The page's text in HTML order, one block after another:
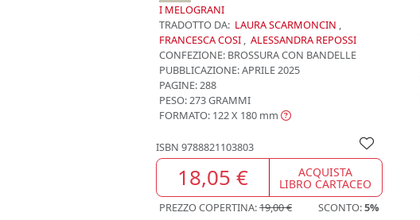
I MELOGRANI
TRADOTTO DA: LAURA SCARMONCIN ,
FRANCESCA COSI , ALESSANDRA REPOSSI
CONFEZIONE: BROSSURA CON BANDELLE
PUBBLICAZIONE:APRILE 2025
PAGINE: 288
PESO: 273 GRAMMI
FORMATO: 122 X 180 mm
ISBN 9788821103803
18,05 € ACQUISTA
LIBRO CARTACEO
PREZZO COPERTINA:19,00 € SCONTO:5%